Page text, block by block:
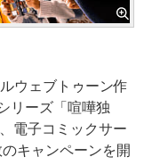
ウェブトゥーン作
リーズ「喧嘩独
電子コミックサー
キャンペーンを開